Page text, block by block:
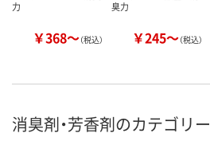
力
￥368～（税込）
臭力
￥245～（税込）
消臭剤・芳香剤のカテゴリー